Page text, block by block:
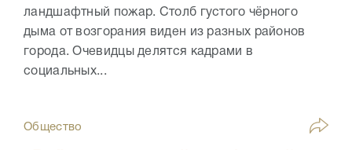
ландшафтный пожар. Столб густого чёрного
дыма от возгорания виден из разных районов
города. Очевидцы делятся кадрами в
социальных...
Общество